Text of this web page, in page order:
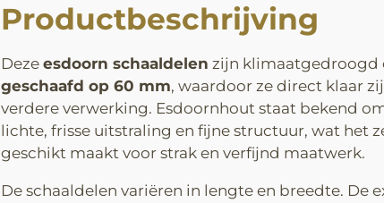
Productbeschrijving
Deze esdoorn schaaldelen zijn klimaatgedroogd
geschaafd op 60 mm, waardoor ze direct klaar
verdere verwerking. Esdoornhout staat bekend
lichte, frisse uitstraling en fijne structuur, wat het
geschikt maakt voor strak en verfijnd maatwerk.
De schaaldelen variëren in lengte en breedte. De